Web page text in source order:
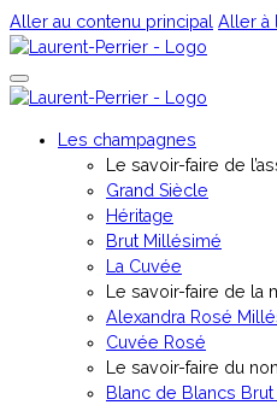
Aller au contenu principal Aller à
Les champagnes
Le savoir-faire de
Grand Siècle
Héritage
Brut Millésimé
La Cuvée
Le savoir-faire de la
Alexandra Rosé
Cuvée Rosé
⁠Le savoir-faire du
Blanc de Blancs Brut